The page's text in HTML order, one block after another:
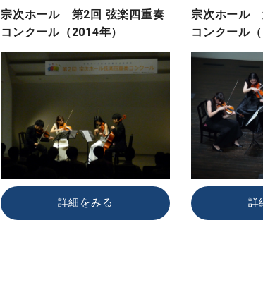
宗次ホール 第2回 弦楽四重奏
コンクール（2014年）
詳細をみる
宗次ホール
コンクール（
詳